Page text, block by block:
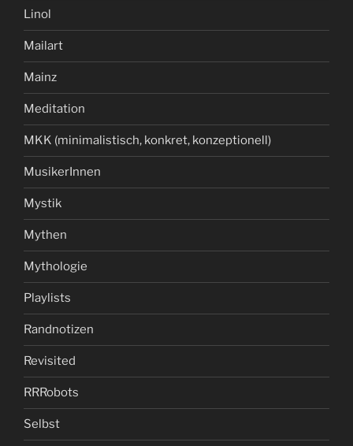
Linol
Mailart
Mainz
Meditation
MKK (minimalistisch, konkret, konzeptionell)
MusikerInnen
Mystik
Mythen
Mythologie
Playlists
Randnotizen
Revisited
RRRobots
Selbst